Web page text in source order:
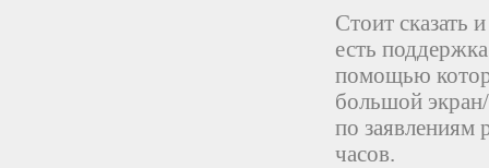
Стоит сказать
есть
помощью
большой
по заявлениям
часов.